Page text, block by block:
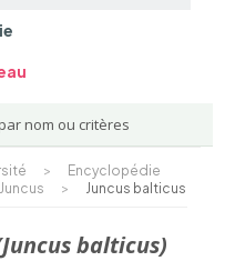
nom ou critères
>
Encyclopédie
Juncus > Juncus balticus
balticus)